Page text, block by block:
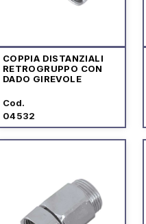
COPPIA DISTANZIALI
RETROGRUPPO CON
DADO GIREVOLE
Cod.
04532